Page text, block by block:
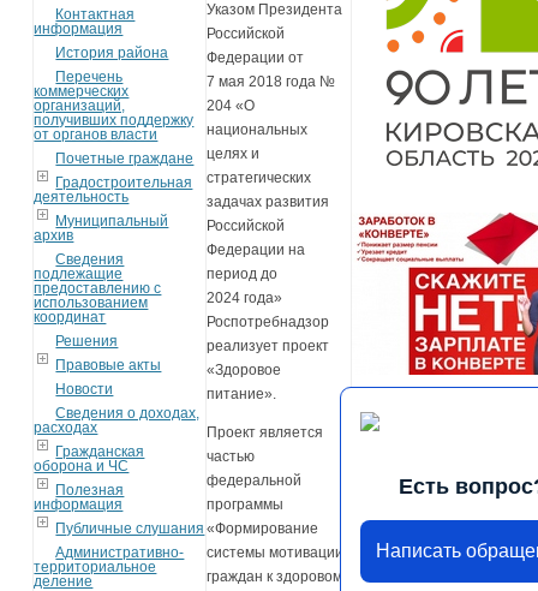
Контактная
информация
История района
Перечень
коммерческих
организаций,
получивших поддержку
от органов власти
Почетные граждане
Градостроительная
деятельность
Муниципальный
архив
Сведения
подлежащие
предоставлению с
использованием
координат
Решения
Правовые акты
Новости
Сведения о доходах,
расходах
Гражданская
оборона и ЧС
Полезная
информация
Публичные слушания
Административно-
территориальное
деление
Указом Президента
Российской
Федерации от
7 мая 2018 года №
204 «О
национальных
целях и
стратегических
задачах развития
Российской
Федерации на
период до
2024 года»
Роспотребнадзор
реализует проект
«Здоровое
питание».
Проект является
частью
федеральной
программы
«Формирование
системы мотивации
граждан к здоровому
Есть
Написать